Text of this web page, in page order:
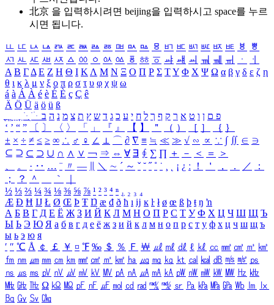
北京 을 입력하시려면 beijing을 입력하시고 space를 누르
시면 됩니다.
ㅥ ㅦ ㅧ ㅨ ㅩ ㅪ ㅫ ㅬ ㅭ ㅮ ㅯ ㅰ ㅱ ㅲ ㅳ ㅴ ㅵ ㅶ ㅷ ㅸ
ㅹ
ㅺ ㅻ ㅼ ㅽ ㅾ ㅿ ㆀ ㆁ ㆂ ㆃ ㆄ ㆅ ㆆ ㆇ ㆈ ㆉ ㆊ ㆋ ㆌ ㆍ
ㆎ
Α Β ΓΔ Ε Ζ Η Θ Ι ΚΛ Μ Ν Ξ Ο Π Ρ Σ ΤΥ Φ Χ Ψ Ω α β γ δ ε ζ η
θ ι κ λ μ ν ξ ο π ρ σ τ υ φ χ ψ ω
á à Á À é è É È ç Ç ê
Ä Ö Ü ä ö ü ß
ִֶֹ ֻּ ׁׂ פ ם ן ו ט א ר ק ף ך ל ח י ע כ ג ד ש ץ ת צ מ נ ה ב
‘ ’ “ ” 〔 〕 〈 〉 「 」 『 』 【 】 ＂ （ ） ［ ］ ｛ ｝
± × ÷ ≠ ≤ ≥ ∞ ∴ ♂ ♀ ∠ ⊥ ⌒ ∂ ∇ ≡ ≒ ≪ ≫ √ ∽ ∝ ∵ ∫ ∬ ∈ ∋
⊆ ⊇ ⊂ ⊃ ∪ ∩ ∧ ∨ ￢ ⇒ ⇔ ∀ ∃ ∮ ∑ ∏ ＋ － ＜ ＝
＞
、
。 · ‥ … ¨ 〃 ― ＼ ∼ ´ ～ ˇ ˘ ˝ ˚ ˙ ¸ ¡ ¿ ː ！ ＇ ， ． ／
：
；
？ ＾ ｀
½ ⅓ ⅔ ¼ ¾ ⅛ ⅜ ⅝ ⅞ ¹ ² ³ ⁴ ⁿ ₁ ₂ ₃ ₄
Æ Ð Ħ Ĳ Ł Ø Œ Þ Ŧ Ŋ æ đ ð ħ ı ĳ ĸ ŀ ł ø œ ß þ ŧ ŋ ŉ
А Б В Г Д Е Ё Ж З И Й К Л М Н О П Р С Т У Ф Х Ц Ч Ш Щ Ъ
Ы Ь Э Ю Я а б в г д е ё ж з и й к л м н о п р с т у ф х ц ч ш щ ъ
ы ь э ю я
′ ″ ℃ Å ￠ ￡ ￥ ¤ ℉ ‰ ＄ ％ Ｆ ￦ ㎕ ㎖ ㎗ ℓ ㎘ ㏄ ㎣ ㎤ ㎥ ㎦
㎙ ㎚ ㎛ ㎜ ㎝ ㎞ ㎟ ㎠ ㎡ ㎢ ㏊ ㎍ ㎎ ㎏ ㏏ ㎈ ㎉ ㏈ ㎧ ㎨ ㎰
㎱ ㎲ ㎳ ㎴ ㎵ ㎶ ㎷ ㎸ ㎹ ㎀ ㎁ ㎂ ㎃ ㎄ ㎺ ㎻ ㎽ ㎾ ㎿ ㎐ ㎑
㎒ ㎓ ㎔ Ω ㏀ ㏁ ㎊ ㎋ ㎌ ㏖ ㏅ ㎭ ㎮ ㎯ ㏛ ㎩ ㎪ ㎫ ㎬ ㏝ ㏐
㏓
㏃ ㏉ ㏜ ㏆